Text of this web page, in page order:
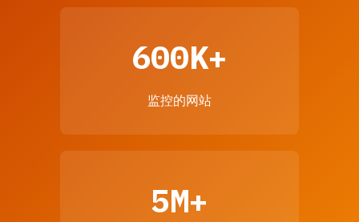
600K+
监控的网站
5M+